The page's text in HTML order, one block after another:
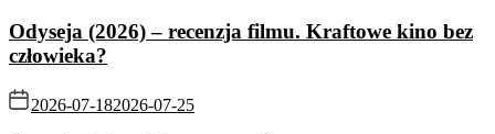
Odyseja (2026) – recenzja filmu. Kraftowe kino bez
człowieka?
2026-07-182026-07-25